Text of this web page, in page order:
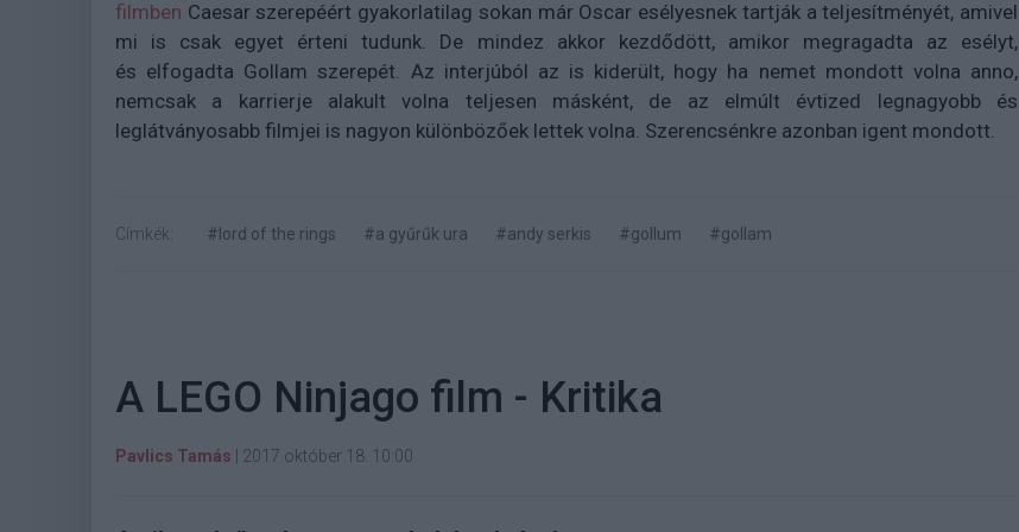
filmben Caesar szerepéért gyakorlatilag sokan már Oscar esélyesnek tartják a teljesítményét, amivel
mi is csak egyet érteni tudunk. De mindez akkor kezdődött, amikor megragadta az esélyt,
és elfogadta Gollam szerepét. Az interjúból az is kiderült, hogy ha nemet mondott volna anno,
nemcsak a karrierje alakult volna teljesen másként, de az elmúlt évtized legnagyobb és
leglátványosabb filmjei is nagyon különbözőek lettek volna. Szerencsénkre azonban igent mondott.
Címkék: #lord of the rings #a gyűrűk ura #andy serkis #gollum #gollam
A LEGO Ninjago film - Kritika
Pavlics Tamás 2017 október 18. 10:00